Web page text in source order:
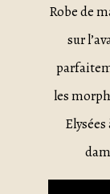
Robe de
sur
les